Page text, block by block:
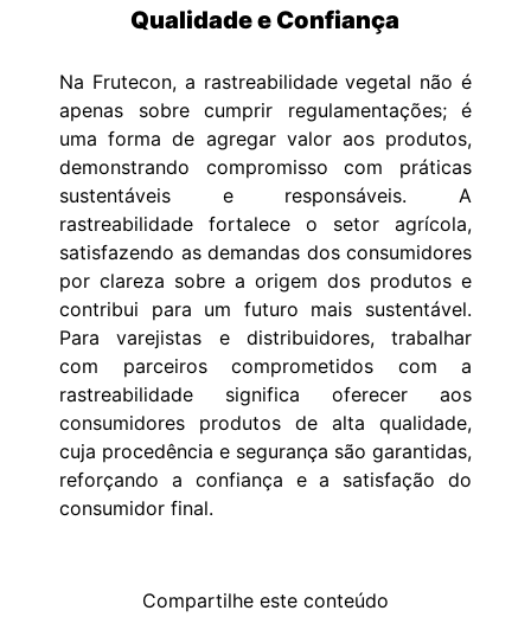
Qualidade e Confiança
Na Frutecon, a rastreabilidade vegetal não é
apenas sobre cumprir regulamentações; é
uma forma de agregar valor aos produtos,
demonstrando compromisso com práticas
sustentáveis e responsáveis. A
rastreabilidade fortalece o setor agrícola,
satisfazendo as demandas dos consumidores
por clareza sobre a origem dos produtos e
contribui para um futuro mais sustentável.
Para varejistas e distribuidores, trabalhar
com parceiros comprometidos com a
rastreabilidade significa oferecer aos
consumidores produtos de alta qualidade,
cuja procedência e segurança são garantidas,
reforçando a confiança e a satisfação do
consumidor final.
Compartilhe este conteúdo